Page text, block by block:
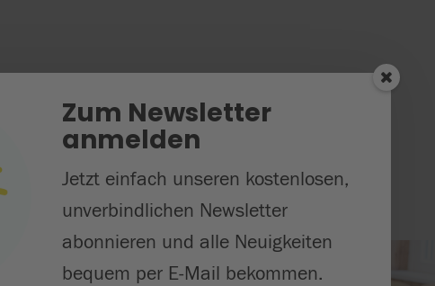
Vielfältige
Zum Newsletter
anmelden
Jetzt einfach unseren kostenlosen,
unverbindlichen Newsletter
abonnieren und alle Neuigkeiten
bequem per E-Mail bekommen.